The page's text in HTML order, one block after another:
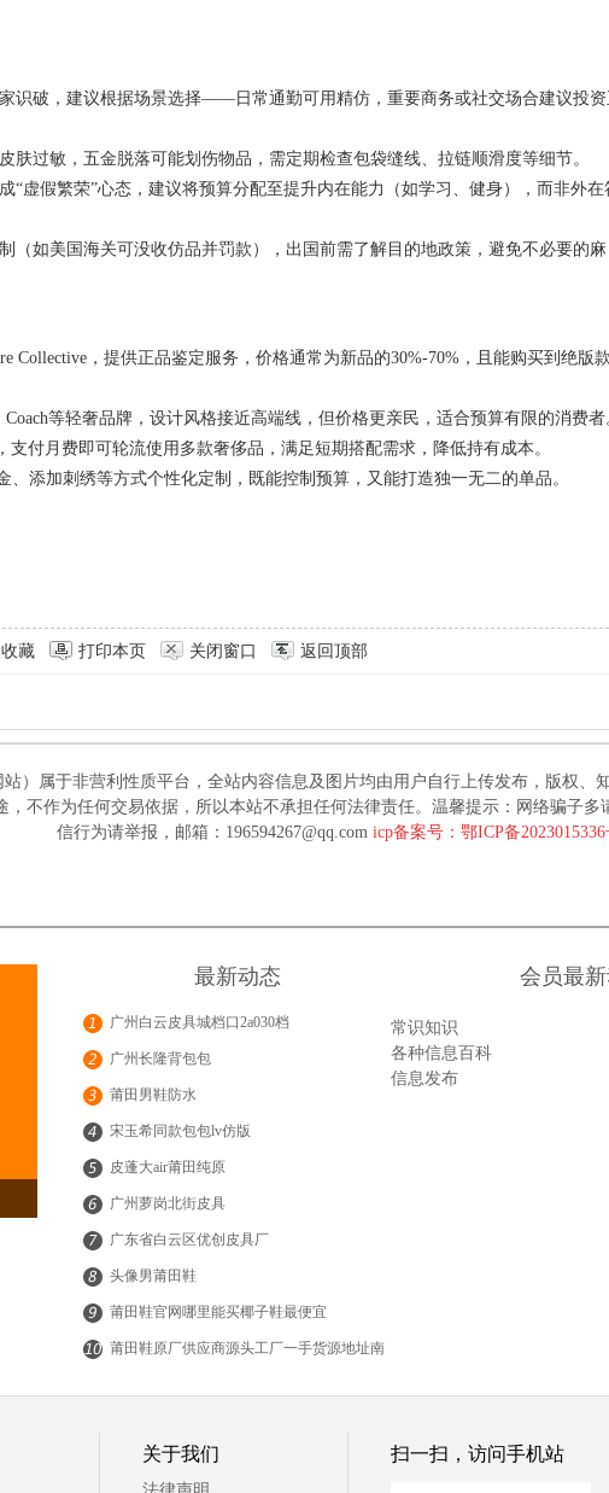
识破，建议根据场景选择——日常通勤可用精仿，重要商务或社交场合建议投资
肤过敏，五金脱落可能划伤物品，需定期检查包袋缝线、拉链顺滑度等细节。
“虚假繁荣”心态，建议将预算分配至提升内在能力（如学习、健身），而非外在
（如美国海关可没收仿品并罚款），出国前需了解目的地政策，避免不必要的麻
Collective，提供正品鉴定服务，价格通常为新品的30%-70%，且能购买到绝版款
等轻奢品牌，设计风格接近高端线，但价格更亲民，适合预算有限的消费者
支付月费即可轮流使用多款奢侈品，满足短期搭配需求，降低持有成本。
、添加刺绣等方式个性化定制，既能控制预算，又能打造独一无二的单品。
藏 打印本页 关闭窗口 返回顶部
）属于非营利性质平台，全站内容信息及图片均由用户自行上传发布，版权、
不作为任何交易依据，所以本站不承担任何法律责任。温馨提示：网络骗子
信行为请举报，邮箱：196594267@qq.com icp备案号：鄂ICP备2023015336
最新动态
广州白云皮具城档口2a030档
广州长隆背包包
莆田男鞋防水
宋玉希同款包包lv仿版
皮蓬大air莆田纯原
广州萝岗北街皮具
广东省白云区优创皮具厂
头像男莆田鞋
莆田鞋官网哪里能买椰子鞋最便宜
莆田鞋原厂供应商源头工厂一手货源地址南
会员最
常识知识
各种信息百科
信息发布
关于我们 扫一扫，访问手机站